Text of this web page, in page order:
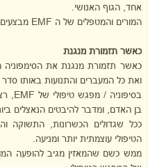
אחד, הגוף האנושי.
המורים והמטפלים של ה EMF
כאשר תזמורת מנגנת
כאשר תזמורת מנגנת את הסימפוניה
ואת כל המעברים והתנועות באותו
בסיפוניה / מפגש טיפולי של EMF
,
בן האדם, ומדבר להיבטים הנאצלים
ככל שגדולים הכשרונות, התשוקה
הטיפולי עוצמתית יותר ומניעה.
ממש כשם שהמאזין מגיב להופעה